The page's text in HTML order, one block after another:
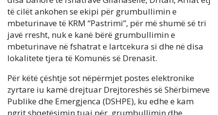
të cilët ankohen se ekipi për grumbullimin e
mbeturinave të KRM “Pastrimi”, për më shumë së tri
javë rresht, nuk e kanë bërë grumbullimin e
mbeturinave në fshatrat e lartcekura si dhe në disa
lokalitete tjera të Komunës së Drenasit.
Për këtë çështje sot nëpërmjet postes elektronike
zyrtare iu kamë drejtuar Drejtoreshës së Shërbimeve
Publike dhe Emergjenca (DSHPE), ku edhe e kam